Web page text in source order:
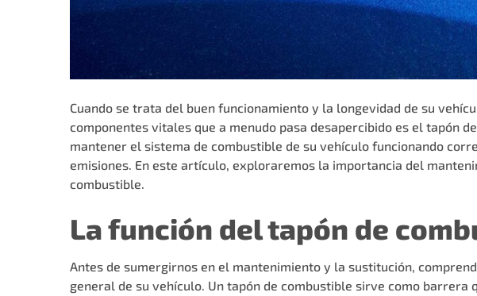
Cuando se trata del buen funcionamiento y la longevidad de su
componentes vitales que a menudo pasa desapercibido es el tapón
mantener el sistema de combustible de su vehículo funcionando
emisiones. En este artículo, exploraremos la importancia del
combustible.
La función del tapón de
Antes de sumergirnos en el mantenimiento y la sustitución,
general de su vehículo. Un tapón de combustible sirve como